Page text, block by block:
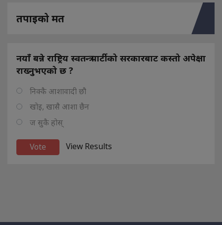
तपाइको मत
नयाँ बन्ने राष्ट्रिय स्वतन्त्र पार्टीको सरकारबाट कस्तो अपेक्षा
राख्नुभएको छ ?
निक्कै आशावादी छौ
खोइ, खासै आशा छैन
ज सुकै होस्
View Results